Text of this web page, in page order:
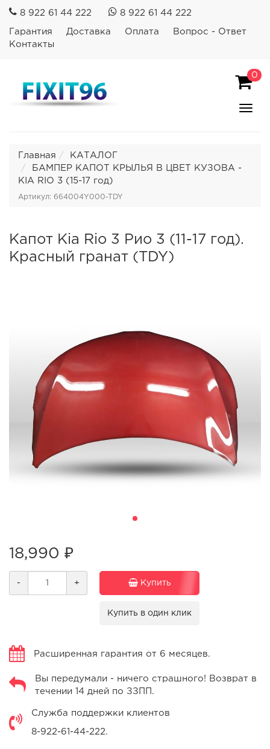
8 922 61 44 222 8 922 61 44 222
Гарантия Доставка Оплата
Вопрос - Ответ
Контакты
0
Главная
КАТАЛОГ
БАМПЕР КАПОТ КРЫЛЬЯ В ЦВЕТ КУЗОВА -
KIA RIO 3 (15-17 год)
Артикул: 664004Y000-TDY
Капот Kia Rio 3 Рио 3 (11-17 год).
Красный гранат (TDY)
18,990 ₽
- + Купить
Купить в один клик
Расширенная гарантия от 6 месяцев.
Вы передумали - ничего страшного! Возврат в
течении 14 дней по ЗЗПП.
Служба поддержки клиентов
8-922-61-44-222.